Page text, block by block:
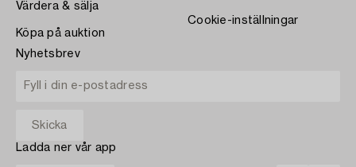
Värdera & sälja
Köpa på auktion
Cookie-inställningar
Nyhetsbrev
Ladda ner vår app